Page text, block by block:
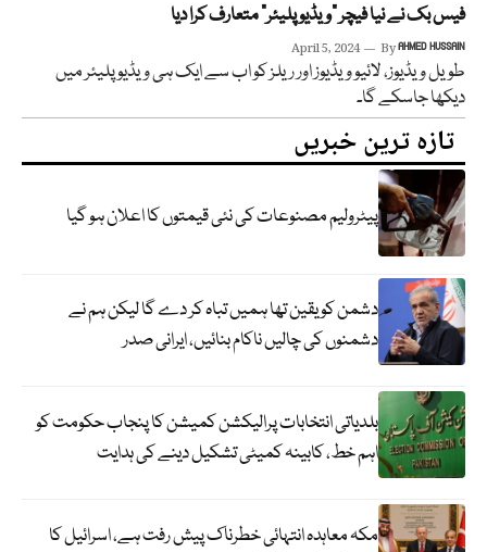
فیس بک نے نیا فیچر “ویڈیو پلیئر” متعارف کرا دیا
April 5, 2024 ByAHMED HUSSAIN
طویل ویڈیوز، لائیو ویڈیوز اور ریلز کو اب سے ایک ہی ویڈیو پلیئر میں
دیکھا جاسکے گا۔
تازہ ترین خبریں
پیٹرولیم مصنوعات کی نئی قیمتوں کا اعلان ہو گیا
دشمن کو یقین تھا ہمیں تباہ کر دے گا لیکن ہم نے
دشمنوں کی چالیں ناکام بنائیں، ایرانی صدر
بلدیاتی انتخابات پرالیکشن کمیشن کا پنجاب حکومت کو
اہم خط، کابینہ کمیٹی تشکیل دینے کی ہدایت
مکہ معاہدہ انتہائی خطرناک پیش رفت ہے، اسرائیل کا